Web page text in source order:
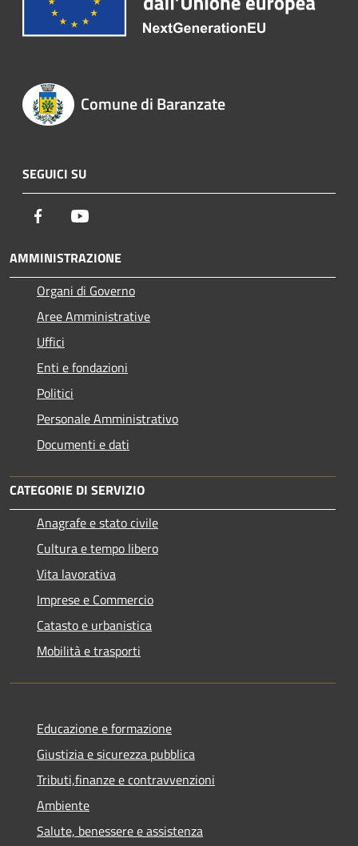
Comune di Baranzate
SEGUICI SU
Facebook
AMMINISTRAZIONE
Organi di Governo
Aree Amministrative
Uffici
Enti e fondazioni
Politici
Personale Amministrativo
Documenti e dati
CATEGORIE DI SERVIZIO
Anagrafe e stato civile
Cultura e tempo libero
Vita lavorativa
Imprese e Commercio
Catasto e urbanistica
Mobilità e trasporti
Educazione e formazione
Giustizia e sicurezza pubblica
Tributi,finanze e contravvenzioni
Ambiente
Salute, benessere e assistenza